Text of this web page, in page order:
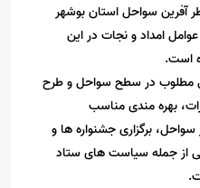
آفرین سواحل استان بوشهر
امداد و نجات در این
است.
مطلوب در سطح سواحل و طرح
بهره مندی مناسب
برگزاری جشنواره ها و
از جمله سیاست های ستاد